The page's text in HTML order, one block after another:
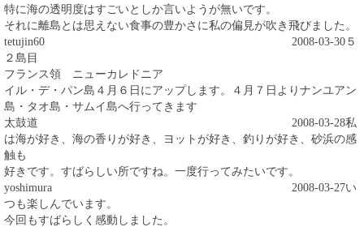
特に海の透明度はすごいとしか言いようが無いです。
それに離島とは思えない食事の豊かさに私の偏見が吹き飛びました。
tetujin60
2008-03-30 ５
２島目
フランス領 ニューカレドニア
イル・デ・パン島４月６日にアップします。４月７日よりナンユアン
島・タオ島・サムイ島へ行ってきます
太鼓道
2008-03-28私
は海が好き、海の香りが好き、ヨットが好き、釣りが好き、砂浜の感
触も
好きです。すばらしい所ですね。一度行ってみたいです。
yoshimura
2008-03-27い
つも楽しんでいます。
今回もすばらしく感動しました。